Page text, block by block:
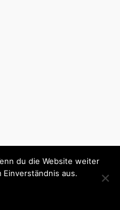
du die Website weiter
aus.